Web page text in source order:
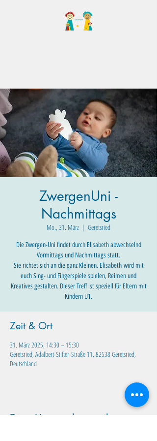
ZwergenUni -
Nachmittags
Mo., 31. März
  |
Geretsried
Die Zwergen-Uni findet durch Elisabeth abwechselnd
Vormittags und Nachmittags statt.
Sie richtet sich an die ganz Kleinen. Elisabeth wird mit
euch Sing- und Fingerspiele spielen, Reimen und
Kreatives gestalten. Dieser Treff ist speziell für Eltern mit
Zeit & Ort
31. März 2025, 14:30 – 15:30
Geretsried, Adalbert-Stifter-Straße 11, 82538 Geretsried,
Deutschland
Diese Veranstaltung teilen